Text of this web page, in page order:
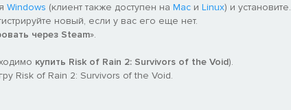
Windows (клиент также доступен на Mac и Linux) и установите.
новый, если у вас его еще нет.
через Steam».
купить Risk of Rain 2: Survivors of the Void).
Risk of Rain 2: Survivors of the Void.